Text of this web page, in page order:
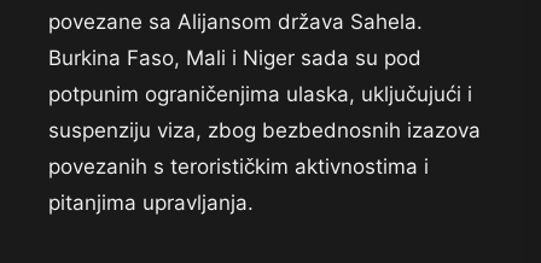
povezane sa Alijansom država Sahela.
Burkina Faso, Mali i Niger sada su pod
potpunim ograničenjima ulaska, uključujući i
suspenziju viza, zbog bezbednosnih izazova
povezanih s terorističkim aktivnostima i
pitanjima upravljanja.